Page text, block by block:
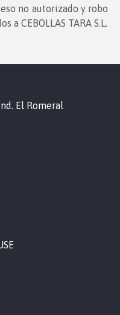
no autorizado y robo
a CEBOLLAS TARA S.L.
El Romeral